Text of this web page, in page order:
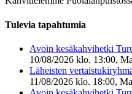
Tulevia tapahtumia
Avoin kesäkahvihetki
10/08/2026 klo. 13:00,
Läheisten
11/08/2026 klo. 18:00,